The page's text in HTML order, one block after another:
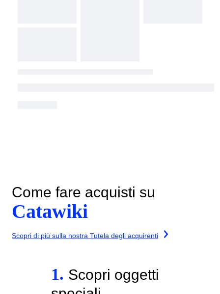
Come fare acquisti su
Catawiki
Scopri di più sulla nostra Tutela degli acquirenti
1. Scopri oggetti